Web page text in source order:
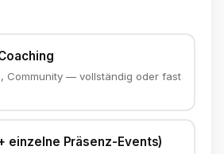
Community — vollständig oder fast
einzelne Präsenz-Events)